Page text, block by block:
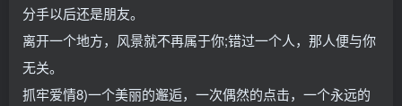
分手以后还是朋友。
离开一个地方，风景就不再属于你;错过一个人，那人便与你
无关。
抓牢爱情8)一个美丽的邂逅，一次偶然的点击，一个永远的